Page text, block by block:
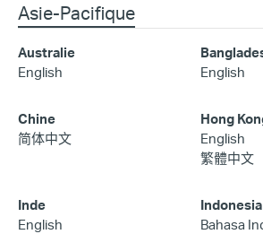
Asie-Pacifique
Australie
English
English
Chine
简体中文
Hong
English
繁體中文
Inde
English
Indonesia
Bahasa